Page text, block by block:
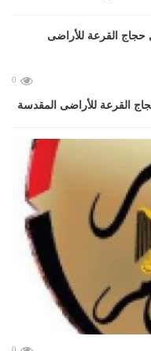
0
القرعة للأراضى المقدسة